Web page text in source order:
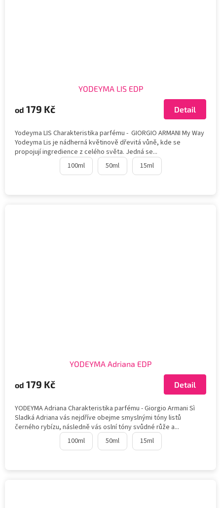
YODEYMA LIS EDP
od 179 Kč Detail
Yodeyma LIS Charakteristika parfému - GIORGIO ARMANI My Way
Yodeyma Lis je nádherná květinově dřevitá vůně, kde se
propojují ingredience z celého světa. Jedná se...
100ml
50ml 15ml
YODEYMA Adriana EDP
od 179 Kč Detail
YODEYMA Adriana Charakteristika parfému - Giorgio Armani Sì
Sladká Adriana vás nejdříve obejme smyslnými tóny listů
černého rybízu, následně vás oslní tóny svůdné růže a...
100ml
50ml 15ml